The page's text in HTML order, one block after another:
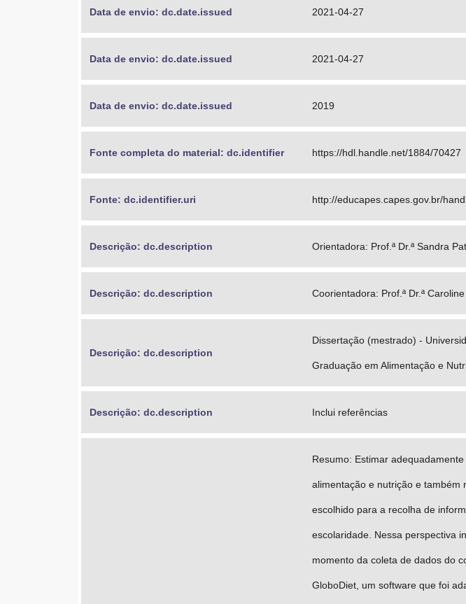
Data de envio: dc.date.issued 2021-04-27
Data de envio: dc.date.issued 2021-04-27
Data de envio: dc.date.issued 2019
Fonte completa do material: dc.identifier https://hdl.handle.net/1884/70427
Fonte: dc.identifier.uri http://educapes.capes.gov.br/
Descrição: dc.description Orientadora: Prof.ª Dr.ª Sandra
Descrição: dc.description Coorientadora: Prof.ª Dr.ª
Descrição: dc.description
Dissertação (mestrado) -
Graduação em Alimentação e
Descrição: dc.description Inclui referências
Resumo: Estimar
alimentação e nutrição e também
escolhido para a recolha de
escolaridade. Nessa perspectiva
momento da coleta de dados do
GloboDiet, um software que foi